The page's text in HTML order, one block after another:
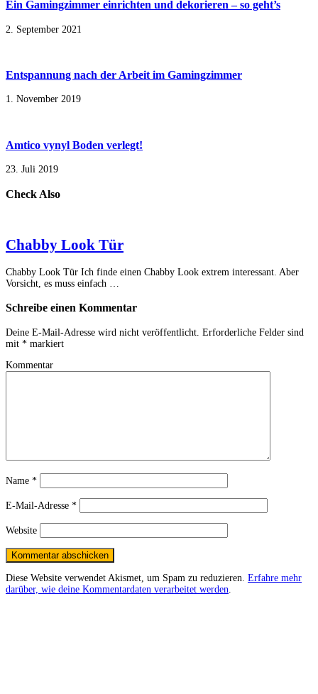
Ein Gamingzimmer einrichten und dekorieren – so geht’s
2. September 2021
Entspannung nach der Arbeit im Gamingzimmer
1. November 2019
Amtico vynyl Boden verlegt!
23. Juli 2019
Check Also
Chabby Look Tür
Chabby Look Tür Ich finde einen Chabby Look extrem interessant. Aber
Vorsicht, es muss einfach …
Schreibe einen Kommentar
Deine E-Mail-Adresse wird nicht veröffentlicht. Erforderliche Felder sind
mit * markiert
Kommentar
Name *
E-Mail-Adresse *
Website
Diese Website verwendet Akismet, um Spam zu reduzieren. Erfahre mehr
darüber, wie deine Kommentardaten verarbeitet werden